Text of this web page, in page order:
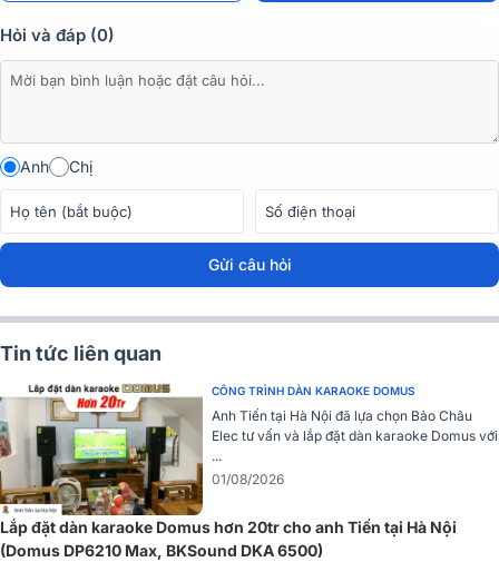
Đánh giá chất lượng của Loa karaoke Domus DP-
cho âm bass mạnh mẽ và sâu, tạo nền tảng âm thanh chắc chắn
cho mọi bài hát karaoke. Với khả năng tái tạo âm bass rõ ràng và
mạnh mẽ, loa tạo cảm giác âm thanh lan tỏa, ngay cả khi đứng xa
loa.
Và 1 loa treble 4.4cm TR44026-2 cuộn coil 1.7inch, từ Ferrite cho
hiệu suất tần số cao tuyệt vời, giảm thiểu tối đa độ méo tiếng, tái tạo
Hỏi và đáp (0)
Anh Chị
Gửi câu hỏi
Tin tức liên quan
CÔNG TRÌNH DÀN KARAOKE DOMUS
Anh Tiến tại Hà Nội đã lựa chọn Bảo Châu
Elec tư vấn và lắp đặt dàn karaoke Domus với
...
01/08/2026
Lắp đặt dàn karaoke Domus hơn 20tr cho anh Tiến tại Hà Nội
(Domus DP6210 Max, BKSound DKA 6500)